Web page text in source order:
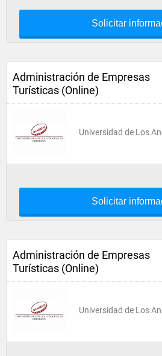
Solicitar
Administración de Empresas
Turísticas (Online)
Universidad de Los
Solicitar
Administración de Empresas
Turísticas (Online)
Universidad de Los